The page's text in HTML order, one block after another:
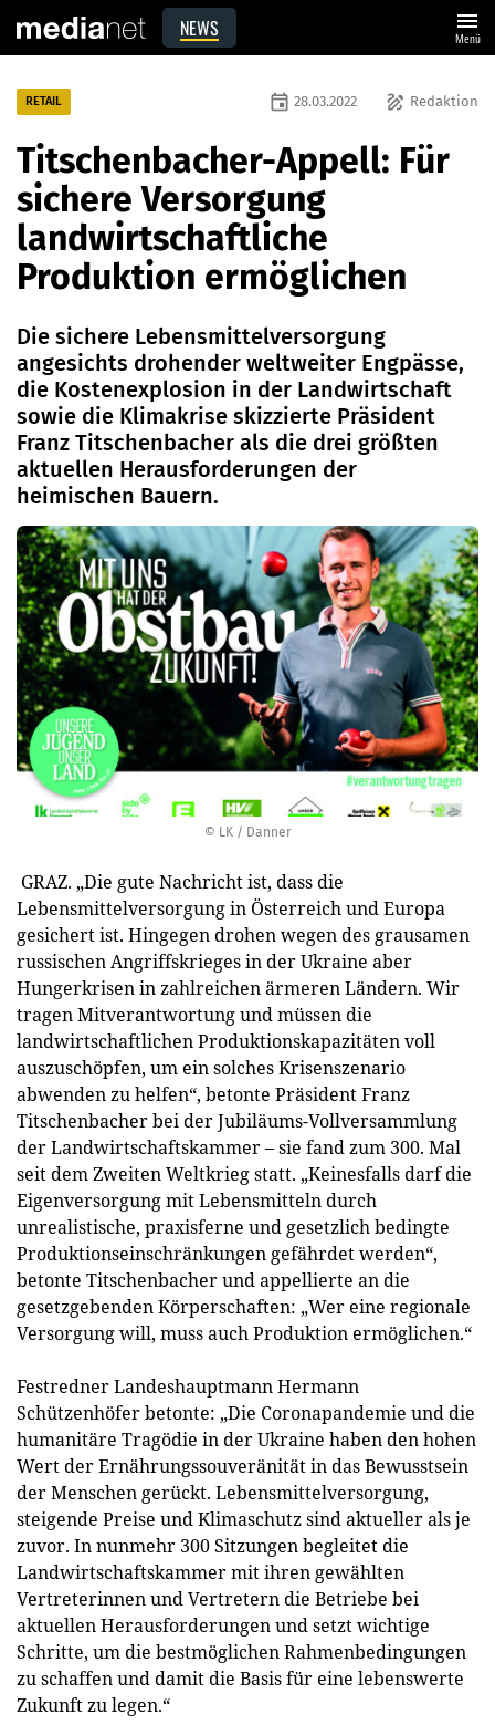
NEWS menu
Menü
© LK / Danner
RETAIL draw Redaktion
event 28.03.2022
Titschenbacher-Appell: Für
sichere Versorgung
landwirtschaftliche
Produktion ermöglichen
Die sichere Lebensmittelversorgung
angesichts drohender weltweiter Engpässe,
die Kostenexplosion in der Landwirtschaft
sowie die Klimakrise skizzierte Präsident
Franz Titschenbacher als die drei größten
aktuellen Herausforderungen der
heimischen Bauern.
GRAZ. „Die gute Nachricht ist, dass die
Lebensmittelversorgung in Österreich und Europa
gesichert ist. Hingegen drohen wegen des grausamen
russischen Angriffskrieges in der Ukraine aber
Hungerkrisen in zahlreichen ärmeren Ländern. Wir
tragen Mitverantwortung und müssen die
landwirtschaftlichen Produktionskapazitäten voll
auszuschöpfen, um ein solches Krisenszenario
abwenden zu helfen“, betonte Präsident Franz
Titschenbacher bei der Jubiläums-Vollversammlung
der Landwirtschaftskammer – sie fand zum 300. Mal
seit dem Zweiten Weltkrieg statt. „Keinesfalls darf die
Eigenversorgung mit Lebensmitteln durch
unrealistische, praxisferne und gesetzlich bedingte
Produktionseinschränkungen gefährdet werden“,
betonte Titschenbacher und appellierte an die
gesetzgebenden Körperschaften: „Wer eine regionale
Versorgung will, muss auch Produktion ermöglichen.“
Festredner Landeshauptmann Hermann
Schützenhöfer betonte: „Die Coronapandemie und die
humanitäre Tragödie in der Ukraine haben den hohen
Wert der Ernährungssouveränität in das Bewusstsein
der Menschen gerückt. Lebensmittelversorgung,
steigende Preise und Klimaschutz sind aktueller als je
zuvor. In nunmehr 300 Sitzungen begleitet die
Landwirtschaftskammer mit ihren gewählten
Vertreterinnen und Vertretern die Betriebe bei
aktuellen Herausforderungen und setzt wichtige
Schritte, um die bestmöglichen Rahmenbedingungen
zu schaffen und damit die Basis für eine lebenswerte
Zukunft zu legen.“